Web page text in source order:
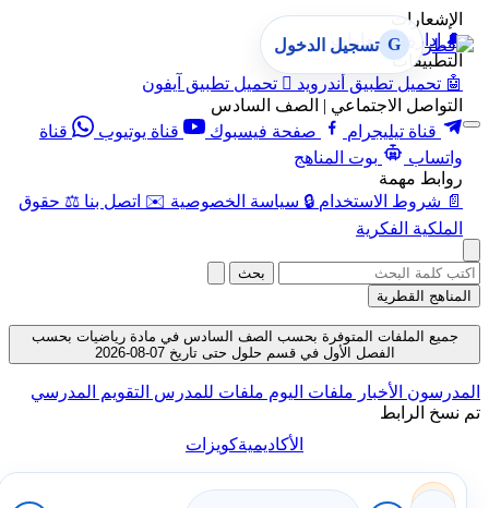
الإشعارات
🔔 إدارة الإشعارات
التطبيقات
🤖 تحميل تطبيق أندرويد  تحميل تطبيق آيفون
التواصل الاجتماعي | الصف السادس
قناة تيليجرام
صفحة فيسبوك قناة يوتيوب
قناة
واتساب
بوت المناهج
روابط مهمة
📄 شروط الاستخدام 🔒 سياسة الخصوصية ✉️ اتصل بنا ⚖️ حقوق
الملكية الفكرية
G تسجيل الدخول
بحث
المناهج القطرية
جميع الملفات المتوفرة بحسب الصف السادس في مادة رياضيات بحسب
الفصل الأول في قسم حلول حتى تاريخ 07-08-2026
المدرسون الأخبار ملفات اليوم ملفات للمدرس التقويم المدرسي
تم نسخ الرابط
الأكاديميةكويزات